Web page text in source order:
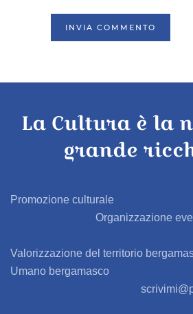
INVIA COMMENTO
La Cultura è la
grande
Promozione culturale
Organizzazione
Valorizzazione del territorio
Umano bergamasco